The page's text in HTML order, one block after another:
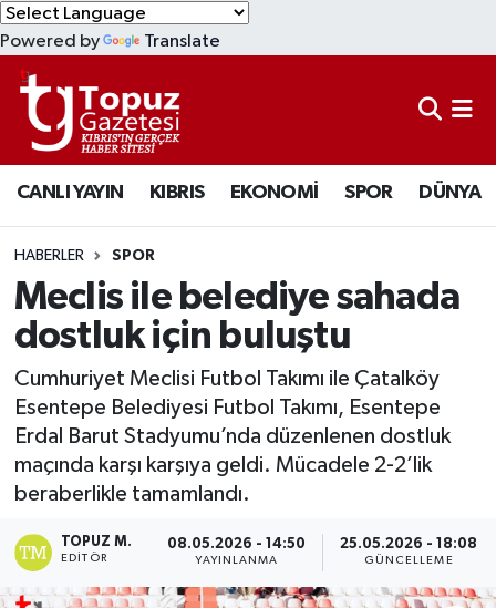
Powered by Translate
CANLI YAYIN KIBRIS EKONOMİ SPOR DÜNYA
HABERLER SPOR
Meclis ile belediye sahada
dostluk için buluştu
Cumhuriyet Meclisi Futbol Takımı ile Çatalköy
Esentepe Belediyesi Futbol Takımı, Esentepe
Erdal Barut Stadyumu’nda düzenlenen dostluk
maçında karşı karşıya geldi. Mücadele 2-2’lik
beraberlikle tamamlandı.
TOPUZ M.
EDITÖR
08.05.2026 - 14:50
YAYINLANMA
25.05.2026 - 18:08
GÜNCELLEME
KIBRIS
DÜNYA
EKONOMİ
MAGAZİN
SAĞLIK
SPOR
TEKNOLOJİ
TÜRKİYE
Lefkoşa Nöbetçi Eczaneler
Lefkoşa Hava Durumu
Lefkoşa Trafik Yoğunluk Haritası
Süper Lig Puan Durumu ve Fikstür
Tüm Manşetler
Son Dakika Haberleri
Haber Arşivi